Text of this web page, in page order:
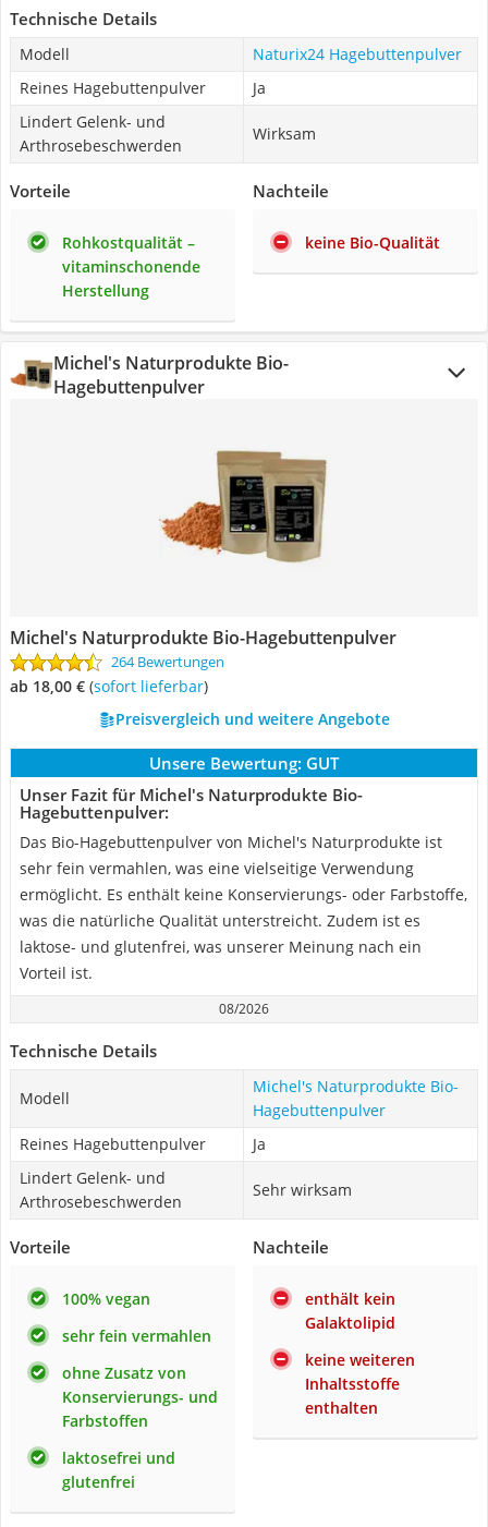
Technische Details
Modell
Naturix24 Hagebuttenpulver
Reines Hagebuttenpulver
Ja
Lindert Gelenk- und
Arthrosebeschwerden
Wirksam
Vorteile
Rohkostqualität –
vitaminschonende
Herstellung
Nachteile
keine Bio-Qualität
Michel's Naturprodukte Bio-
Hagebuttenpulver
Michel's Naturprodukte Bio-Hagebuttenpulver
264 Bewertungen
ab 18,00 € ( Sofort lieferbar)
Preisvergleich und weitere Angebote
Unsere Bewertung: GUT
Unser Fazit für Michel's Naturprodukte Bio-
Hagebuttenpulver:
Das Bio-Hagebuttenpulver von Michel's Naturprodukte ist
sehr fein vermahlen, was eine vielseitige Verwendung
ermöglicht. Es enthält keine Konservierungs- oder Farbstoffe,
was die natürliche Qualität unterstreicht. Zudem ist es
laktose- und glutenfrei, was unserer Meinung nach ein
Vorteil ist.
08/2026
Technische Details
Modell
Michel's Naturprodukte Bio-
Hagebuttenpulver
Reines Hagebuttenpulver
Ja
Lindert Gelenk- und
Arthrosebeschwerden
Sehr wirksam
Vorteile
100% vegan
sehr fein vermahlen
ohne Zusatz von
Konservierungs- und
Farbstoffen
laktosefrei und
glutenfrei
Nachteile
enthält kein
Galaktolipid
keine weiteren
Inhaltsstoffe
enthalten